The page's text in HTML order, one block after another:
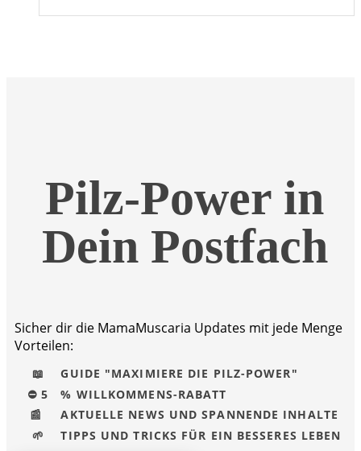
Pilz-Power in
Dein Postfach
Sicher dir die MamaMuscaria Updates mit jede Menge
Vorteilen:
📖
GUIDE "MAXIMIERE DIE PILZ-POWER"
⛔ 5
% WILLKOMMENS-RABATT
​📰
AKTUELLE NEWS UND SPANNENDE INHALTE
🌱
TIPPS UND TRICKS FÜR EIN BESSERES LEBEN